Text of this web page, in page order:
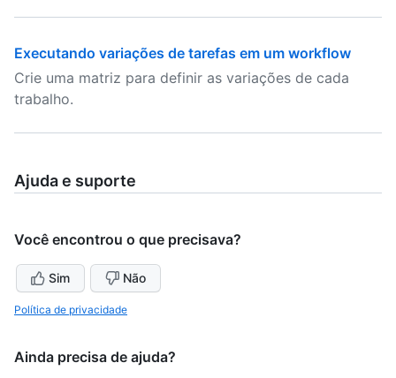
Executando variações de tarefas em um workflow
Crie uma matriz para definir as variações de cada
trabalho.
Ajuda e suporte
Você encontrou o que precisava?
Sim Não
Política de privacidade
Ainda precisa de ajuda?